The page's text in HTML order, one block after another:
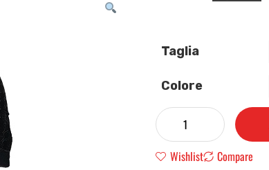
Taglia
Colore
Wishlist
Compare